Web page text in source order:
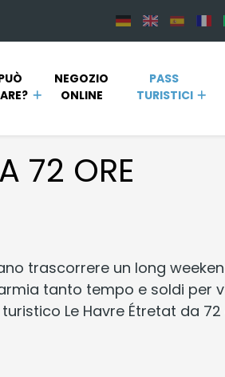
NEGOZIO
ONLINE
PASS
TURISTICI
72 ORE
trascorrere un long
tanto tempo e soldi per
Le Havre Étretat da